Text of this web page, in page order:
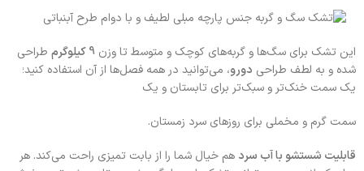
این تشک برای سگ‌ها و گربه‌های کوچک و متوسط تا وزن 9 کیلوگرم
طراحی
شده و به لطف طراحی دو‌رو، می‌توانید در همه فصل‌ها از آن استفاده کنید؛
یک سمت خنک‌تر و سبک‌تر برای تابستان و یک
سمت گرم و مخملی برای روزهای سرد زمستان.
قابلیت شستشو با آب سرد هم خیال شما را از بابت تمیزی راحت می‌کند. هر